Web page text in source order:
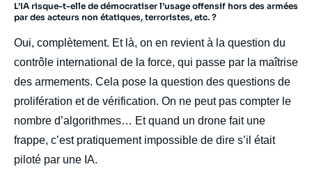
L’IA risque-t-elle de démocratiser l’usage offensif hors des armées
par des acteurs non étatiques, terroristes, etc. ?
Oui, complètement. Et là, on en revient à la question du
contrôle international de la force, qui passe par la maîtrise
des armements. Cela pose la question des questions de
prolifération et de vérification. On ne peut pas compter le
nombre d’algorithmes… Et quand un drone fait une
frappe, c’est pratiquement impossible de dire s’il était
piloté par une IA.